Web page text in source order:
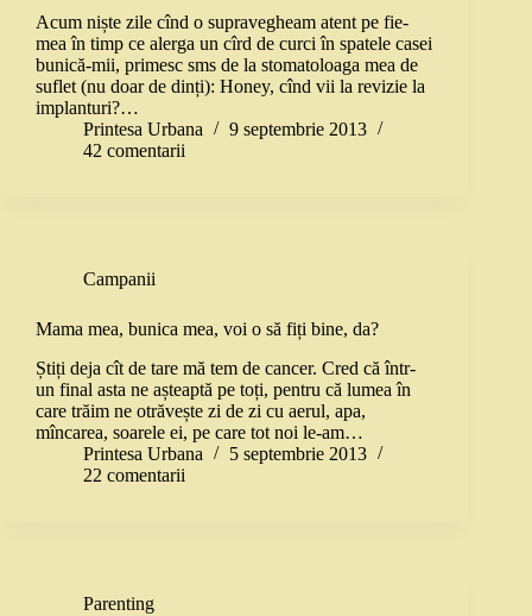
Acum niște zile cînd o supravegheam atent pe fie-
mea în timp ce alerga un cîrd de curci în spatele casei
bunică-mii, primesc sms de la stomatoloaga mea de
suflet (nu doar de dinți): Honey, cînd vii la revizie la
implanturi?…
Printesa Urbana
9 septembrie 2013
42 comentarii
Campanii
Mama mea, bunica mea, voi o să fiți bine, da?
Știți deja cît de tare mă tem de cancer. Cred că într-
un final asta ne așteaptă pe toți, pentru că lumea în
care trăim ne otrăvește zi de zi cu aerul, apa,
mîncarea, soarele ei, pe care tot noi le-am…
Printesa Urbana
5 septembrie 2013
22 comentarii
Parenting